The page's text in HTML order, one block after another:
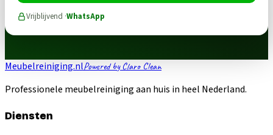
Vrijblijvend ·WhatsApp
Meubelreiniging.nlPowered by Claro Clean
Professionele meubelreiniging aan huis in heel Nederland.
Diensten